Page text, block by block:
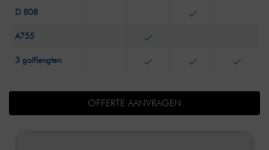
D 808
A755
3 golflengten
OFFERTE AANVRAGEN